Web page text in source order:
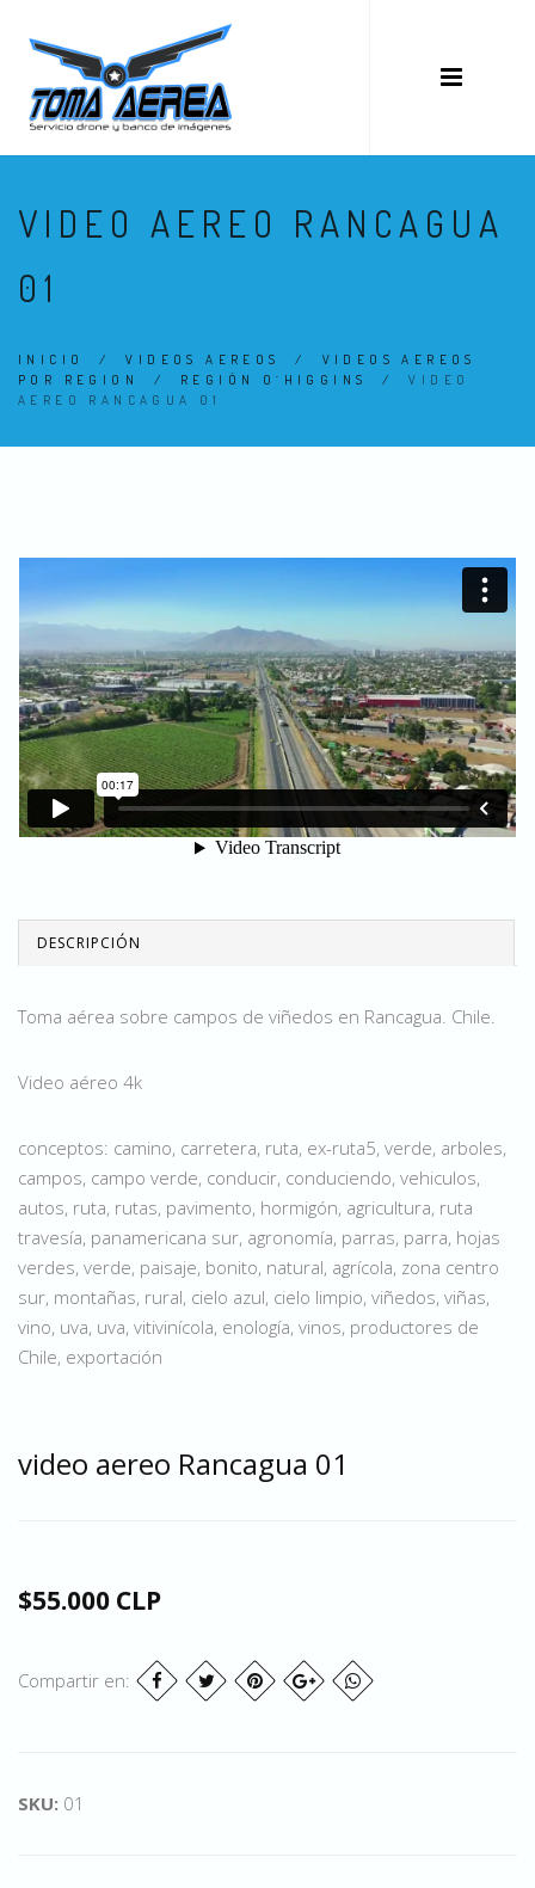
VIDEO AEREO RANCAGUA
01
INICIO /VIDEOS AEREOS / VIDEOS AEREOS
POR REGION
/ REGIÓN O´HIGGINS /VIDEO
AEREO RANCAGUA 01
DESCRIPCIÓN
Toma aérea sobre campos de viñedos en Rancagua. Chile.
Video aéreo 4k
conceptos: camino, carretera, ruta, ex-ruta5, verde, arboles,
campos, campo verde, conducir, conduciendo, vehiculos,
autos, ruta, rutas, pavimento, hormigón, agricultura, ruta
travesía, panamericana sur, agronomía, parras, parra, hojas
verdes, verde, paisaje, bonito, natural, agrícola, zona centro
sur, montañas, rural, cielo azul, cielo limpio, viñedos, viñas,
vino, uva, uva, vitivinícola, enología, vinos, productores de
Chile, exportación
video aereo Rancagua 01
$55.000 CLP
Compartir en:
SKU: 01